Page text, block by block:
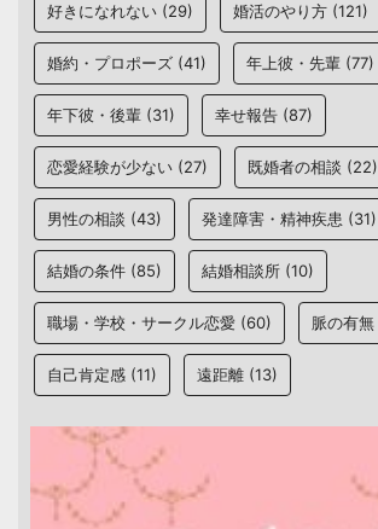
好きになれない (29) 婚活のやり方 (121)
婚約・プロポーズ (41) 年上彼・先輩 (77)
年下彼・後輩 (31) 幸せ報告 (87)
恋愛経験が少ない (27) 既婚者の相談 (22)
男性の相談 (43) 発達障害・精神疾患 (31)
結婚の条件 (85) 結婚相談所 (10)
職場・学校・サークル恋愛 (60) 脈の有無
自己肯定感 (11) 遠距離 (13)